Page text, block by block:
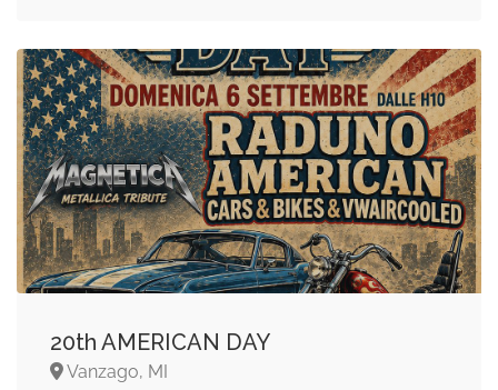
20th AMERICAN DAY
Vanzago, MI